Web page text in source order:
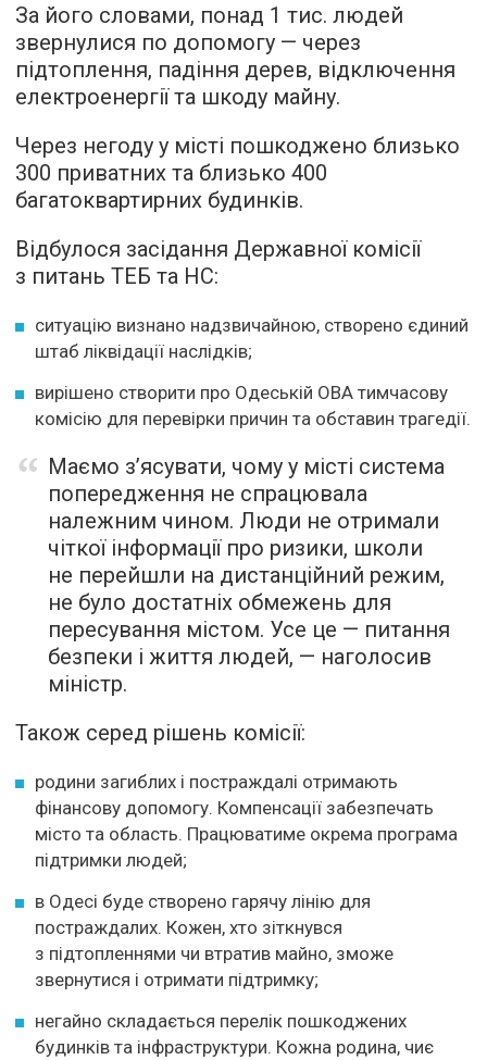
За його словами, понад 1 тис. людей
звернулися по допомогу — через
підтоплення, падіння дерев, відключення
електроенергії та шкоду майну.
Через негоду у місті пошкоджено близько
300 приватних та близько 400
багатоквартирних будинків.
Відбулося засідання Державної комісії
з питань ТЕБ та НС:
ситуацію визнано надзвичайною, створено єдиний
штаб ліквідації наслідків;
вирішено створити про Одеській ОВА тимчасову
комісію для перевірки причин та обставин трагедії.
Маємо з’ясувати, чому у місті система
попередження не спрацювала
належним чином. Люди не отримали
чіткої інформації про ризики, школи
не перейшли на дистанційний режим,
не було достатніх обмежень для
пересування містом. Усе це — питання
безпеки і життя людей, — наголосив
міністр.
Також серед рішень комісії:
родини загиблих і постраждалі отримають
фінансову допомогу. Компенсації забезпечать
місто та область. Працюватиме окрема програма
підтримки людей;
в Одесі буде створено гарячу лінію для
постраждалих. Кожен, хто зіткнувся
з підтопленнями чи втратив майно, зможе
звернутися і отримати підтримку;
негайно складається перелік пошкоджених
будинків та інфраструктури. Кожна родина, чиє